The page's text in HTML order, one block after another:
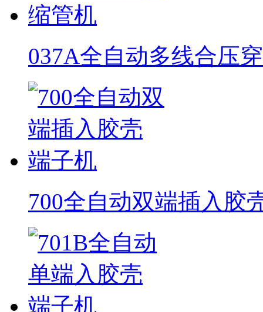
037A全自动多线合压
700全自动双端插入胶